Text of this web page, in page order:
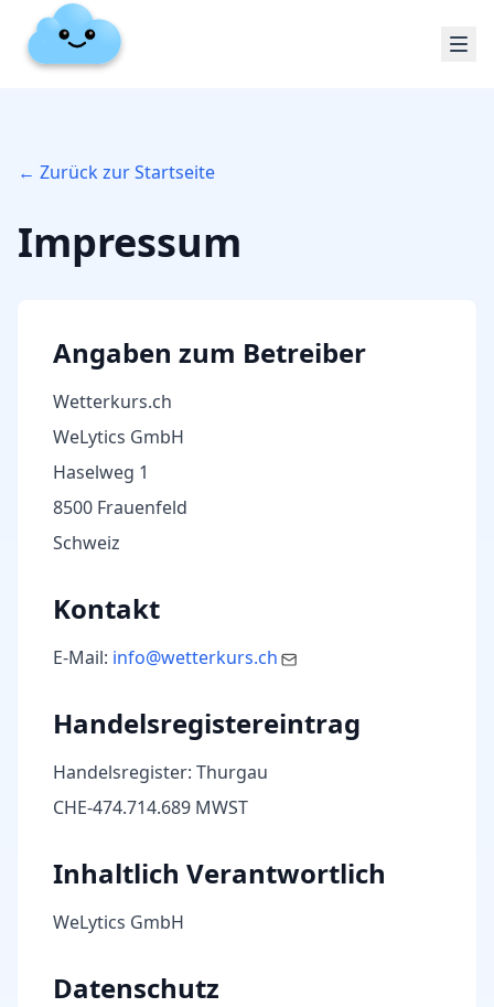
← Zurück zur Startseite
Impressum
Angaben zum Betreiber
Wetterkurs.ch
WeLytics GmbH
Haselweg 1
8500 Frauenfeld
Schweiz
Kontakt
E-Mail: info@wetterkurs.ch
Handelsregistereintrag
Handelsregister: Thurgau
CHE-474.714.689 MWST
Inhaltlich Verantwortlich
WeLytics GmbH
Datenschutz